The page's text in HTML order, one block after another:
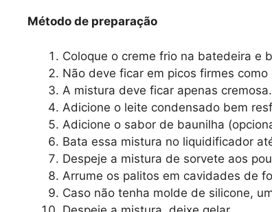
Método de preparação
Coloque o creme frio na batedeira e
Não deve ficar em picos firmes como
A mistura deve ficar apenas cremosa.
Adicione o leite condensado bem
Adicione o sabor de baunilha
Bata essa mistura no liquidificador
Despeje a mistura de sorvete aos
Arrume os palitos em cavidades de
Caso não tenha molde de silicone,